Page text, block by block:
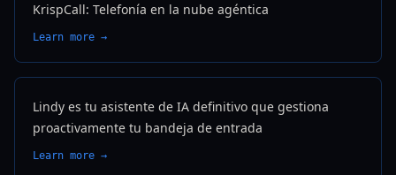
KrispCall: Telefonía en la nube agéntica
Learn more →
Lindy es tu asistente de IA definitivo que gestiona
proactivamente tu bandeja de entrada
Learn more →